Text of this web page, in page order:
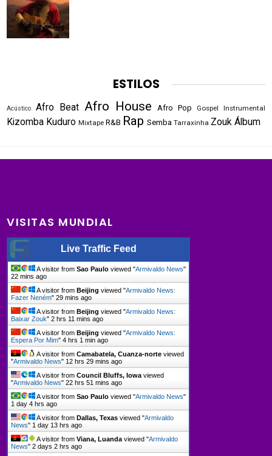
ESTILOS
Acústico Afro Beat Afro House Afro Pop Gospel Instrumental
Kizomba Kuduro Mixtape R&B Rap Semba Tarraxinha Zouk Álbum
VISITAS MUNDIAL
Live Traffic Feed
A visitor fromSao Paulo viewed "Armivaldo News"
22 mins ago
A visitor fromBeijing viewed "Armivaldo News:
Fazer Neném"29 mins ago
A visitor fromBeijing viewed "Armivaldo News:
Baixar Zouk"2 hrs 11 mins ago
A visitor fromBeijing viewed "Armivaldo News:
Espera Por Mim"4 hrs 1 min ago
A visitor fromCamabatela, Cuanza-norte viewed
"Armivaldo News" 12 hrs 29 mins ago
A visitor fromCouncil Bluffs, Iowa viewed
"Armivaldo News"22 hrs 51 mins ago
A visitor fromSao Paulo viewed "Armivaldo News"
1 day 4 hrs ago
A visitor fromDallas, Texas viewed "Armivaldo
News" 1 day 13 hrs ago
A visitor fromViana, Luanda viewed "Armivaldo
News"2 days 2 hrs ago